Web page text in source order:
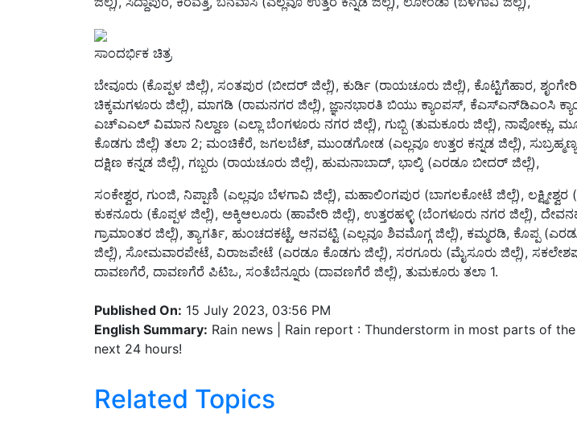
ಸಾಂದರ್ಭಿಕ ಚಿತ್ರ
ಬೇವೂರು (ಕೊಪ್ಪಳ ಜಿಲ್ಲೆ), ಸಂತಪುರ (ಬೀದರ್ ಜಿಲ್ಲೆ), ಕುರ್ಡಿ (ರಾಯಚೂರು ಜಿಲ್ಲೆ), ಕೊಟ್ಟಿಗೆಹಾರ,
ಚಿಕ್ಕಮಗಳೂರು ಜಿಲ್ಲೆ), ಮಾಗಡಿ (ರಾಮನಗರ ಜಿಲ್ಲೆ), ಜ್ಞಾನಭಾರತಿ ಬಿಯು ಕ್ಯಾಂಪಸ್, ಕೆಎಸ್ಎನ್‌ಡಿಎಂಸಿ
ಎಚ್‌ಎಎಲ್ ವಿಮಾನ ನಿಲ್ದಾಣ (ಎಲ್ಲಾ ಬೆಂಗಳೂರು ನಗರ ಜಿಲ್ಲೆ), ಗುಬ್ಬಿ (ತುಮಕೂರು ಜಿಲ್ಲೆ), ನಾಪೋಕ್ಲು,
ಕೊಡಗು ಜಿಲ್ಲೆ) ತಲಾ 2; ಮಂಚಿಕೆರೆ, ಜಗಲಬೆಟ್‌, ಮುಂಡಗೋಡ (ಎಲ್ಲವೂ ಉತ್ತರ ಕನ್ನಡ ಜಿಲ್ಲೆ),
ದಕ್ಷಿಣ ಕನ್ನಡ ಜಿಲ್ಲೆ), ಗಬ್ಬರು (ರಾಯಚೂರು ಜಿಲ್ಲೆ), ಹುಮನಾಬಾದ್‌, ಭಾಲ್ಕಿ (ಎರಡೂ ಬೀದರ್ ಜಿಲ್ಲೆ),
ಸಂಕೇಶ್ವರ, ಗುಂಜಿ, ನಿಪ್ಪಾಣಿ (ಎಲ್ಲವೂ ಬೆಳಗಾವಿ ಜಿಲ್ಲೆ), ಮಹಾಲಿಂಗಪುರ (ಬಾಗಲಕೋಟೆ ಜಿಲ್ಲೆ), ಲಕ್ಷ್ಮೀಶ್ವರ
ಕುಕನೂರು (ಕೊಪ್ಪಳ ಜಿಲ್ಲೆ), ಅಕ್ಕಿಆಲೂರು (ಹಾವೇರಿ ಜಿಲ್ಲೆ), ಉತ್ತರಹಳ್ಳಿ (ಬೆಂಗಳೂರು ನಗರ ಜಿಲ್ಲೆ),
ಗ್ರಾಮಾಂತರ ಜಿಲ್ಲೆ), ತ್ಯಾಗರ್ತಿ, ಹುಂಚದಕಟ್ಟೆ, ಆನವಟ್ಟಿ (ಎಲ್ಲವೂ ಶಿವಮೊಗ್ಗ ಜಿಲ್ಲೆ), ಕಮ್ಮರಡಿ, ಕೊಪ್ಪ
ಜಿಲ್ಲೆ), ಸೋಮವಾರಪೇಟೆ, ವಿರಾಜಪೇಟೆ (ಎರಡೂ ಕೊಡಗು ಜಿಲ್ಲೆ), ಸರಗೂರು (ಮೈಸೂರು ಜಿಲ್ಲೆ),
ದಾವಣಗೆರೆ, ದಾವಣಗೆರೆ ಪಿಟಿಒ, ಸಂತೆಬೆನ್ನೂರು (ದಾವಣಗೆರೆ ಜಿಲ್ಲೆ), ತುಮಕೂರು ತಲಾ 1.
English Summary:Rain news | Rain report : Thunderstorm in most parts of the
next 24 hours!
Related Topics
rain alert rain Rain News Rain report